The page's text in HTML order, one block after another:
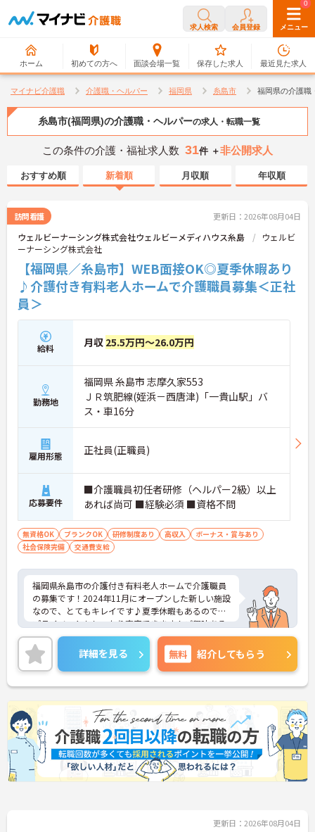
求人検索 会員登録 メニュー
ホーム 初めての方へ 面談会場一覧
0
保存した求人
0
最近見た求人
マイナビ介護職 介護職・ヘルパー 福岡県 糸島市 福岡県の介護職
糸島市(福岡県)の介護職・ヘルパーの求人・転職一覧
この条件の介護・福祉求人数 31件 ＋非公開求人
おすすめ順 新着順 月収順 年収順
訪問看護 更新日：2026年08月04日
ウェルビーナーシング株式会社ウェルビーメディハウス糸島
ウェルビ
ーナーシング株式会社
【福岡県／糸島市】WEB面接OK◎夏季休暇あり
♪介護付き有料老人ホームで介護職員募集＜正社
員＞
給料 月収 25.5万円～26.0万円
勤務地
福岡県 糸島市 志摩久家553
ＪＲ筑肥線(姪浜－西唐津)「一貴山駅」バ
ス・車16分
雇用形態 正社員(正職員)
応募要件
■介護職員初任者研修（ヘルパー2級）以上
あれば尚可 ■経験必須 ■資格不問
無資格OK ブランクOK 研修制度あり 高収入
ボーナス・賞与あり
社会保険完備
交通費支給
福岡県糸島市の介護付き有料老人ホームで介護職員
の募集です！2024年11月にオープンした新しい施設
なので、とてもキレイです♪夏季休暇もあるので、
プライベートもしっかり充実できます！ご興味ある
方はご面接ポイントをお伝えしますので、お気軽に
ご連絡ください。詳細を見る 無料 紹介してもらう
更新日：2026年08月04日